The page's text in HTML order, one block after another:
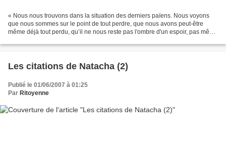
« Nous nous trouvons dans la situation des derniers païens. Nous voyons
que nous sommes sur le point de tout perdre, que nous avons peut-être
même déjà tout perdu, qu’il ne nous reste pas l'ombre d'un espoir, pas même
Les citations de Natacha (2)
Publié le 01/06/2007 à 01:25
Par Ritoyenne